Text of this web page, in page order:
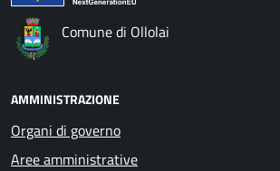
Comune di Ollolai
AMMINISTRAZIONE
Organi di governo
Aree amministrative